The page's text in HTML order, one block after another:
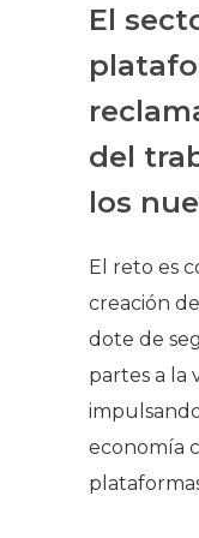
El
del
los
El reto es
creación
dote de
partes a la
economía